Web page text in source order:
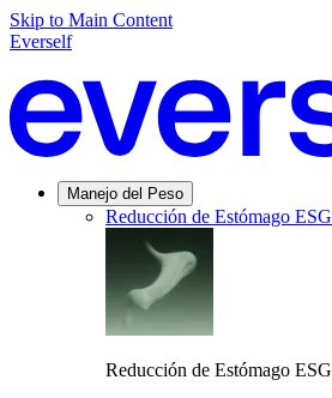
Skip to Main Content
Everself
Manejo del Peso
Reducción de Estómago ESG
Reducción de Estómago ESG